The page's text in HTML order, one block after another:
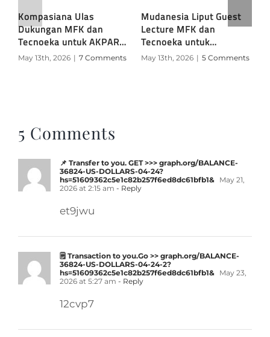
Kompasiana Ulas
Dukungan MFK dan
Tecnoeka untuk AKPAR
NHI Bandung
May 13th, 2026 | 7 Comments
Mudanesia Liput Guest
Lecture MFK dan
Tecnoeka untuk
Mahasiswa AKPAR NHI
May 13th, 2026 | 5 Comments
5 Comments
📌 Transfer to you. GET >>> graph.org/BALANCE-
36824-US-DOLLARS-04-24?
hs=51609362c5e1c82b257f6ed8dc61bfb1&
May 21,
2026 at 2:15 am - Reply
et9jwu
🗒 Transaction to you.Go >> graph.org/BALANCE-
36824-US-DOLLARS-04-24-2?
hs=51609362c5e1c82b257f6ed8dc61bfb1&
May 23,
2026 at 5:27 am - Reply
12cvp7